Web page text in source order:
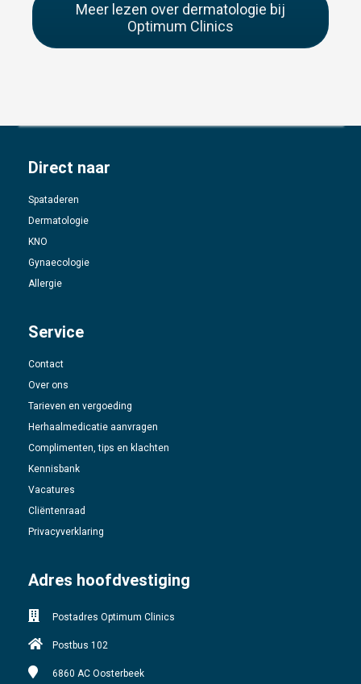
Meer lezen over dermatologie bij
Optimum Clinics
Direct naar
Spataderen
Dermatologie
KNO
Gynaecologie
Allergie
Service
Contact
Over ons
Tarieven en vergoeding
Herhaalmedicatie aanvragen
Complimenten, tips en klachten
Kennisbank
Vacatures
Cliëntenraad
Privacyverklaring
Adres hoofdvestiging
Postadres Optimum Clinics
Postbus 102
6860 AC Oosterbeek